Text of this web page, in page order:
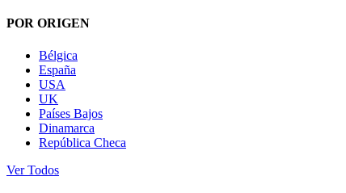
POR ORIGEN
Bélgica
España
USA
UK
Países Bajos
Dinamarca
República Checa
Ver Todos